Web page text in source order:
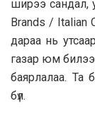
ширээ сандал,
Brands / Italian
дараа нь
газар юм
баярлалаа. Та
бүл.